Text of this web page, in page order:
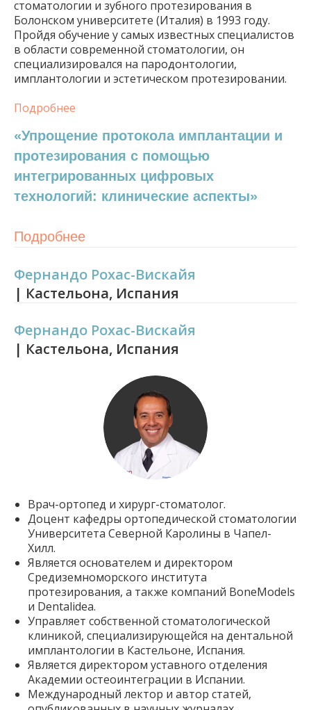
стоматологии и зубного протезирования в
Болонском университете (Италия) в 1993 году.
Пройдя обучение у самых известных специалистов
в области современной стоматологии, он
специализировался на пародонтологии,
имплантологии и эстетическом протезировании.
Подробнее
«Упрощение протокола имплантации и
протезирования с помощью
интегрированных цифровых
технологий: клинические аспекты»
Подробнее
Фернандо Рохас-Вискайя
| Кастельона, Испания
Фернандо Рохас-Вискайя
| Кастельона, Испания
Врач-ортопед и хирург-стоматолог.
Доцент кафедры ортопедической стоматологии
Университета Северной Каролины в Чапел-
Хилл.
Является основателем и директором
Средиземноморского института
протезирования, а также компаний BoneModels
и Dentalidea.
Управляет собственной стоматологической
клиникой, специализирующейся на дентальной
имплантологии в Кастельоне, Испания.
Является директором уставного отделения
Академии остеоинтеграции в Испании.
Международный лектор и автор статей,